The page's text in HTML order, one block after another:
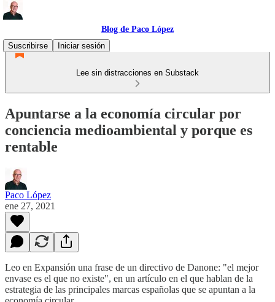
Blog de Paco López
Suscribirse
Iniciar sesión
Lee sin distracciones en Substack
Apuntarse a la economía circular por
conciencia medioambiental y porque es
rentable
Paco López
ene 27, 2021
Leo en Expansión una frase de un directivo de Danone: "el mejor
envase es el que no existe", en un artículo en el que hablan de la
estrategia de las principales marcas españolas que se apuntan a la